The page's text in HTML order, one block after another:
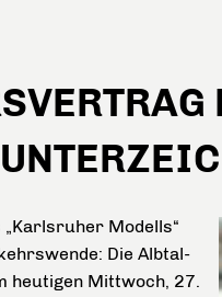
Modells“
Die Albtal-
heutigen Mittwoch, 27.